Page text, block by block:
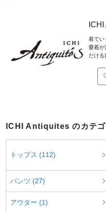
着てい
愛着が
だける
ICHI Antiquites のカテゴ
トップス (112)
パンツ (27)
アウター (1)